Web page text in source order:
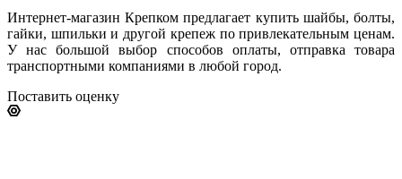
Интернет-магазин Крепком предлагает купить шайбы, болты,
гайки, шпильки и другой крепеж по привлекательным ценам.
У нас большой выбор способов оплаты, отправка товара
транспортными компаниями в любой город.
Поставить оценку